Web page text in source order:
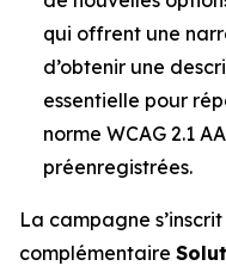
qui offrent une
d’obtenir une
essentielle pour
norme WCAG 2.1
préenregistrées.
La campagne
complémentaire